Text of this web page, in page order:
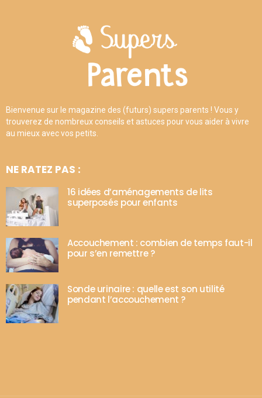
Bienvenue sur le magazine des (futurs) supers parents ! Vous y
trouverez de nombreux conseils et astuces pour vous aider à vivre
au mieux avec vos petits.
NE RATEZ PAS :
16 idées d’aménagements de lits
superposés pour enfants
Accouchement : combien de temps faut-il
pour s’en remettre ?
Sonde urinaire : quelle est son utilité
pendant l’accouchement ?